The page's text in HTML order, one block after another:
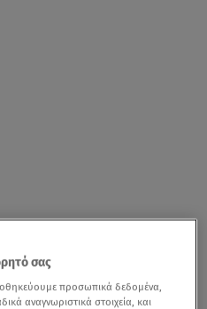
σας
προσωπικά δεδομένα,
αναγνωριστικά στοιχεία, και